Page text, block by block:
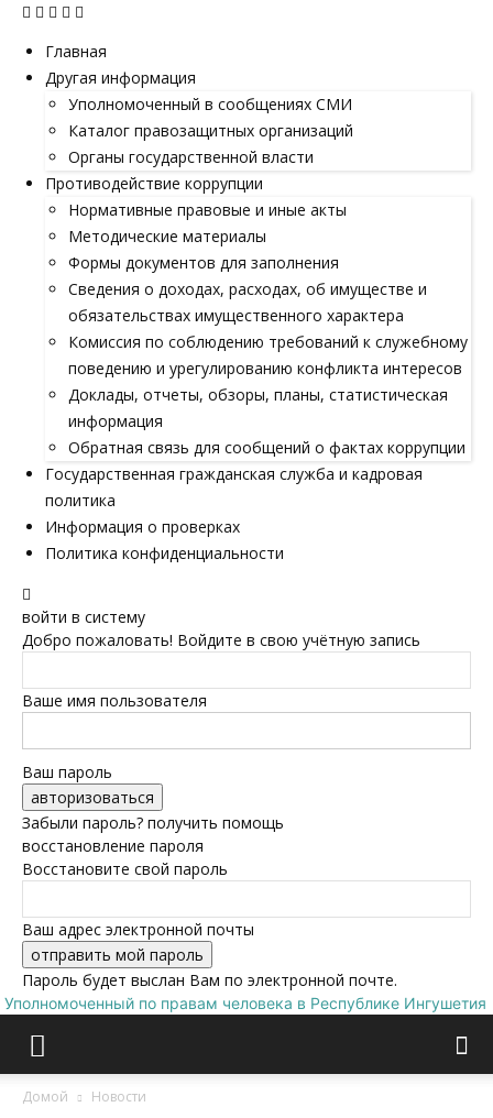
Главная
Другая информация
Уполномоченный в сообщениях СМИ
Каталог правозащитных организаций
Органы государственной власти
Противодействие коррупции
Нормативные правовые и иные акты
Методические материалы
Формы документов для заполнения
Сведения о доходах, расходах, об имуществе и
обязательствах имущественного характера
Комиссия по соблюдению требований к служебному
поведению и урегулированию конфликта интересов
Доклады, отчеты, обзоры, планы, статистическая
информация
Обратная связь для сообщений о фактах коррупции
Государственная гражданская служба и кадровая
политика
Информация о проверках
Политика конфиденциальности
войти в систему
Добро пожаловать! Войдите в свою учётную запись
Ваше имя пользователя
Ваш пароль
Забыли пароль? получить помощь
восстановление пароля
Восстановите свой пароль
Ваш адрес электронной почты
Пароль будет выслан Вам по электронной почте.
Уполномоченный по правам человека в Республике Ингушетия
Домой Новости